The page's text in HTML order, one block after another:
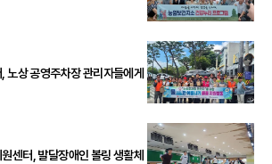
노상 공영주차장 관리자들에게
센터, 발달장애인 볼링 생활체